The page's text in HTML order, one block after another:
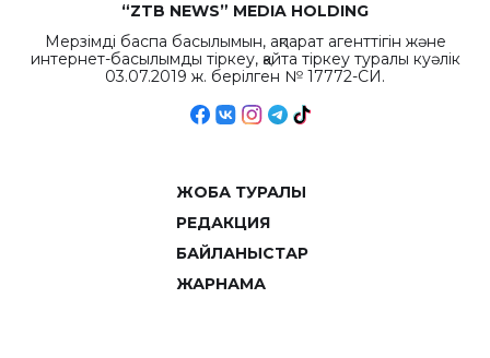
“ZTB NEWS” MEDIA HOLDING
Мерзімді баспа басылымын, ақпарат агенттігін және
интернет-басылымды тіркеу, қайта тіркеу туралы куәлік
03.07.2019 ж. берілген № 17772-СИ.
ЖОБА ТУРАЛЫ
РЕДАКЦИЯ
БАЙЛАНЫСТАР
ЖАРНАМА